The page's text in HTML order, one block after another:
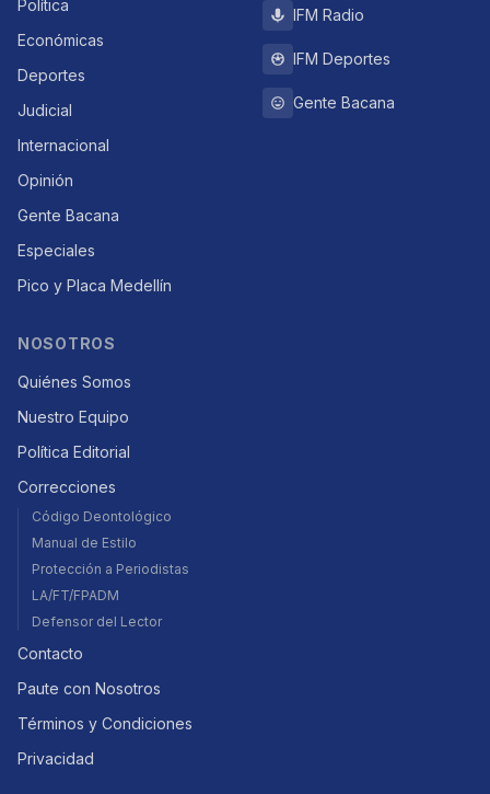
Política
Económicas
Deportes
Judicial
Internacional
Opinión
Gente Bacana
Especiales
Pico y Placa Medellín
IFM Radio
IFM Deportes
Gente Bacana
NOSOTROS
Quiénes Somos
Nuestro Equipo
Política Editorial
Correcciones
Código Deontológico
Manual de Estilo
Protección a Periodistas
LA/FT/FPADM
Defensor del Lector
Contacto
Paute con Nosotros
Términos y Condiciones
Privacidad